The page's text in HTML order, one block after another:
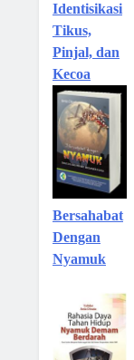
Identisikasi
Tikus,
Pinjal, dan
Kecoa
Bersahabat
Dengan
Nyamuk